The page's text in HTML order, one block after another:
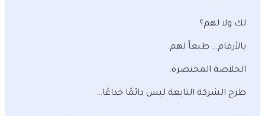
لك ولا لهم؟
بالأرقام… طبعاً لهم.
الخلاصة المختصرة:
طرح الشركة التابعة ليس دائمًا خداعًا…